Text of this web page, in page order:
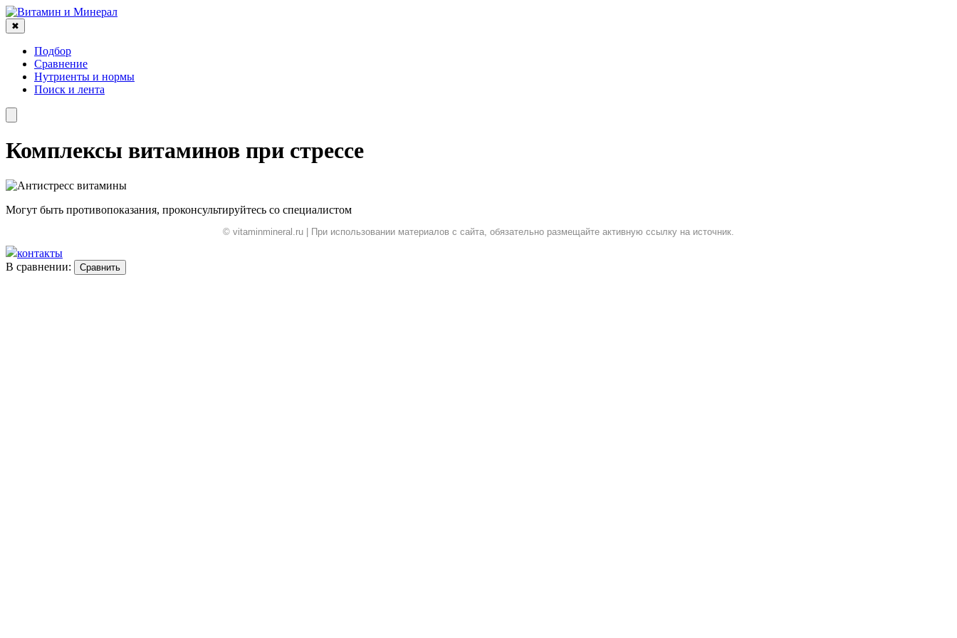
✖
Подбор
Сравнение
Нутриенты и нормы
Поиск и лента
Комплексы витаминов при стрессе
Могут быть противопоказания, проконсультируйтесь со специалистом
© vitaminmineral.ru | При использовании материалов с сайта, обязательно размещайте активную ссылку на источник.
контакты
В сравнении:
Сравнить